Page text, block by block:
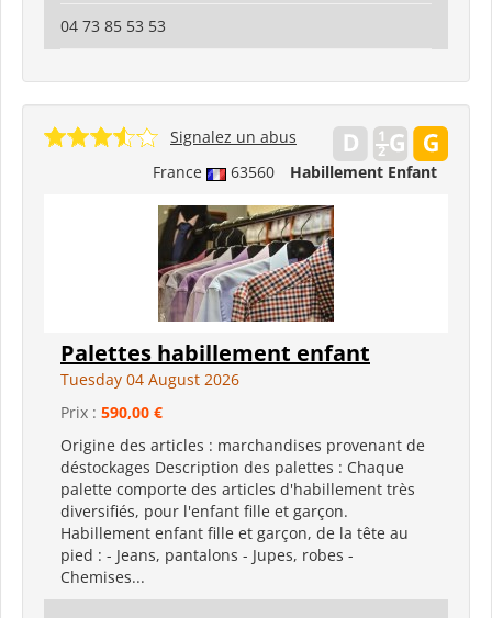
04 73 85 53 53
France 63560 Habillement Enfant
Signalez un abus
Palettes habillement enfant
Tuesday 04 August 2026
Prix : 590,00 €
Origine des articles : marchandises provenant de
déstockages Description des palettes : Chaque
palette comporte des articles d'habillement très
diversifiés, pour l'enfant fille et garçon.
Habillement enfant fille et garçon, de la tête au
pied : - Jeans, pantalons - Jupes, robes -
Chemises...